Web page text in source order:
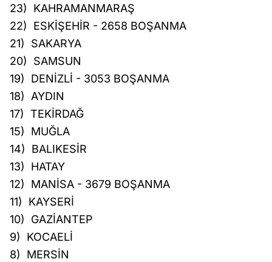
23) KAHRAMANMARAŞ
22) ESKİŞEHİR - 2658 BOŞANMA
21) SAKARYA
20) SAMSUN
19) DENİZLİ - 3053 BOŞANMA
18) AYDIN
17) TEKİRDAĞ
15) MUĞLA
14) BALIKESİR
13) HATAY
12) MANİSA - 3679 BOŞANMA
11) KAYSERİ
10) GAZİANTEP
9) KOCAELİ
8) MERSİN